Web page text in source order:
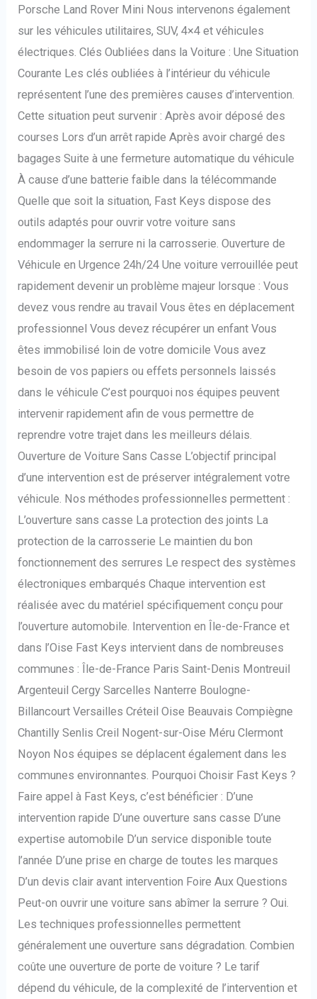
Porsche Land Rover Mini Nous intervenons également
sur les véhicules utilitaires, SUV, 4×4 et véhicules
électriques. Clés Oubliées dans la Voiture : Une Situation
Courante Les clés oubliées à l’intérieur du véhicule
représentent l’une des premières causes d’intervention.
Cette situation peut survenir : Après avoir déposé des
courses Lors d’un arrêt rapide Après avoir chargé des
bagages Suite à une fermeture automatique du véhicule
À cause d’une batterie faible dans la télécommande
Quelle que soit la situation, Fast Keys dispose des
outils adaptés pour ouvrir votre voiture sans
endommager la serrure ni la carrosserie. Ouverture de
Véhicule en Urgence 24h/24 Une voiture verrouillée peut
rapidement devenir un problème majeur lorsque : Vous
devez vous rendre au travail Vous êtes en déplacement
professionnel Vous devez récupérer un enfant Vous
êtes immobilisé loin de votre domicile Vous avez
besoin de vos papiers ou effets personnels laissés
dans le véhicule C’est pourquoi nos équipes peuvent
intervenir rapidement afin de vous permettre de
reprendre votre trajet dans les meilleurs délais.
Ouverture de Voiture Sans Casse L’objectif principal
d’une intervention est de préserver intégralement votre
véhicule. Nos méthodes professionnelles permettent :
L’ouverture sans casse La protection des joints La
protection de la carrosserie Le maintien du bon
fonctionnement des serrures Le respect des systèmes
électroniques embarqués Chaque intervention est
réalisée avec du matériel spécifiquement conçu pour
l’ouverture automobile. Intervention en Île-de-France et
dans l’Oise Fast Keys intervient dans de nombreuses
communes : Île-de-France Paris Saint-Denis Montreuil
Argenteuil Cergy Sarcelles Nanterre Boulogne-
Billancourt Versailles Créteil Oise Beauvais Compiègne
Chantilly Senlis Creil Nogent-sur-Oise Méru Clermont
Noyon Nos équipes se déplacent également dans les
communes environnantes. Pourquoi Choisir Fast Keys ?
Faire appel à Fast Keys, c’est bénéficier : D’une
intervention rapide D’une ouverture sans casse D’une
expertise automobile D’un service disponible toute
l’année D’une prise en charge de toutes les marques
D’un devis clair avant intervention Foire Aux Questions
Peut-on ouvrir une voiture sans abîmer la serrure ? Oui.
Les techniques professionnelles permettent
généralement une ouverture sans dégradation. Combien
coûte une ouverture de porte de voiture ? Le tarif
dépend du véhicule, de la complexité de l’intervention et